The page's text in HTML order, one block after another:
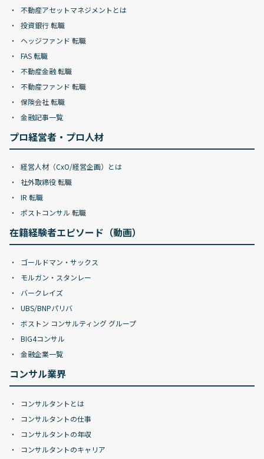
不動産アセットマネジメントとは
投資銀行 転職
ヘッジファンド 転職
FAS 転職
不動産金融 転職
不動産ファンド 転職
保険会社 転職
金融記事一覧
プロ経営者・プロ人材
経営人材（CxO/経営企画）とは
社外取締役 転職
IR 転職
ポストコンサル 転職
在籍経験者エピソード（動画）
ゴールドマン・サックス
モルガン・スタンレー
バークレイズ
UBS/BNPパリバ
ボストン コンサルティング グループ
BIG4コンサル
金融企業一覧
コンサル業界
コンサルタントとは
コンサルタントの仕事
コンサルタントの年収
コンサルタントのキャリア